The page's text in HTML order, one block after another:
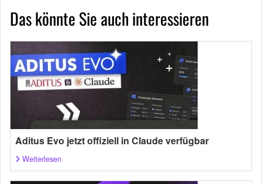
Das könnte Sie auch interessieren
Aditus Evo jetzt offiziell in Claude verfügbar
Weiterlesen